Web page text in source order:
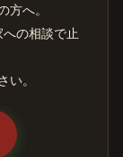
方へ。
の相談で止
い。